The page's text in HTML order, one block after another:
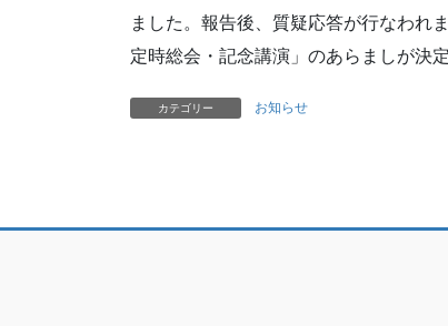
ました。報告後、質疑応答が行なわれ
定時総会・記念講演」のあらましが決
カテゴリー お知らせ